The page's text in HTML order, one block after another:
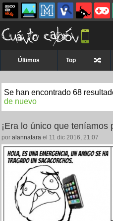
Últimos Top
Se han encontrado 68
de nuevo
¡Era lo único que teníamos
por alannatara el 11 dic 2016, 21:07